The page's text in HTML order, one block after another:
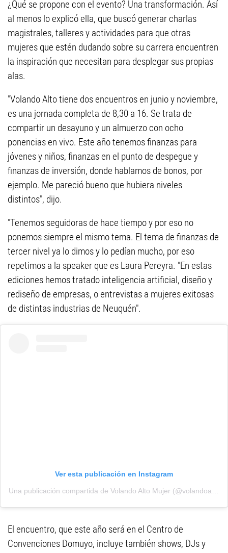
¿Qué se propone con el evento? Una transformación. Así
al menos lo explicó ella, que buscó generar charlas
magistrales, talleres y actividades para que otras
mujeres que estén dudando sobre su carrera encuentren
la inspiración que necesitan para desplegar sus propias
alas.
"Volando Alto tiene dos encuentros en junio y noviembre,
es una jornada completa de 8,30 a 16. Se trata de
compartir un desayuno y un almuerzo con ocho
ponencias en vivo. Este año tenemos finanzas para
jóvenes y niños, finanzas en el punto de despegue y
finanzas de inversión, donde hablamos de bonos, por
ejemplo. Me pareció bueno que hubiera niveles
distintos", dijo.
"Tenemos seguidoras de hace tiempo y por eso no
ponemos siempre el mismo tema. El tema de finanzas de
tercer nivel ya lo dimos y lo pedían mucho, por eso
repetimos a la speaker que es Laura Pereyra. "En estas
ediciones hemos tratado inteligencia artificial, diseño y
rediseño de empresas, o entrevistas a mujeres exitosas
de distintas industrias de Neuquén".
Ver esta publicación en Instagram
Una publicación compartida de Volando Alto Mujer (@volandoaltomujer)
El encuentro, que este año será en el Centro de
Convenciones Domuyo, incluye también shows, DJs y